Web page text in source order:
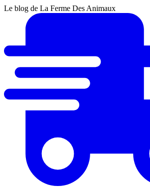
Le blog de La Ferme Des Animaux